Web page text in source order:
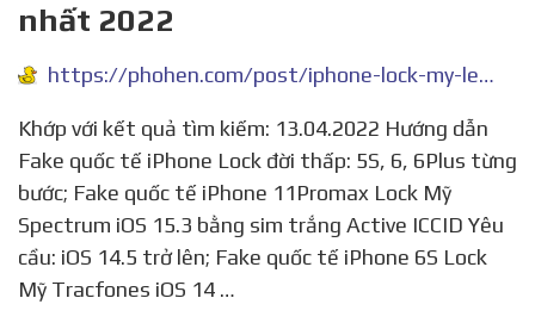
nhất 2022
https://phohen.com/post/iphone-lock-my-len-quoc-te/7738391
Khớp với kết quả tìm kiếm: 13.04.2022 Hướng dẫn
Fake quốc tế iPhone Lock đời thấp: 5S, 6, 6Plus từng
bước; Fake quốc tế iPhone 11Promax Lock Mỹ
Spectrum iOS 15.3 bằng sim trắng Active ICCID Yêu
cầu: iOS 14.5 trở lên; Fake quốc tế iPhone 6S Lock
Mỹ Tracfones iOS 14 …